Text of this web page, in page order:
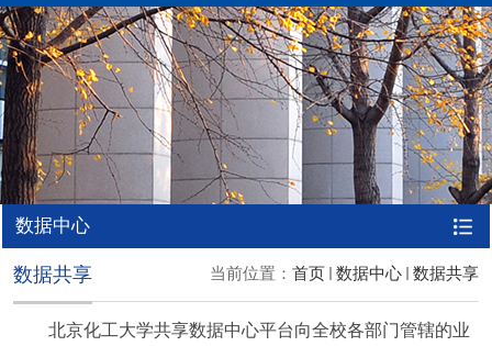
数据中心
当前位置： 首页 数据中心 数据共享
数据共享
北京化工大学共享数据中心平台向全校各部门管辖的业